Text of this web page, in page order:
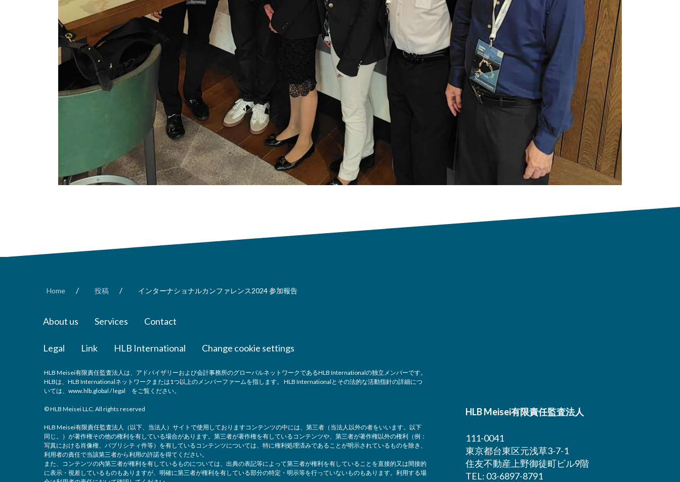
Home / 投稿 / インターナショナルカンファレンス2024 参加報告
About us Services Contact
Legal Link HLB International Change cookie settings
HLB Meisei有限責任監査法人は、アドバイザリーおよび会計事務所のグローバルネットワークであるHLB Internationalの独立メンバーです。
HLBは、HLB Internationalネットワークまたは1つ以上のメンバーファームを指します。 HLB Internationalとその法的な活動指針の詳細につ
いては、 www.hlb.global / legal をご覧ください。
© HLB Meisei LLC. All rights reserved
HLB Meisei有限責任監査法人（以下、当法人）サイトで使用しておりますコンテンツの中には、第三者（当法人以外の者をいいます。以下
同じ。）が著作権その他の権利を有している場合があります。第三者が著作権を有しているコンテンツや、第三者が著作権以外の権利（例：
写真における肖像権、パブリシティ件等）を有しているコンテンツについては、特に権利処理済みであることが明示されているものを除き、
利用者の責任で当該第三者から利用の許諾を得てください。
また、コンテンツの内第三者が権利を有しているものについては、出典の表記等によって第三者が権利を有していることを直接的又は間接的
に表示・視差しているものもありますが、明確に第三者が権利を有している部分の特定・明示等を行っていないものもあります。利用する場
HLB Meisei有限責任監査法人
111-0041
東京都台東区元浅草3-7-1
住友不動産上野御徒町ビル9階
TEL: 03-6897-8791